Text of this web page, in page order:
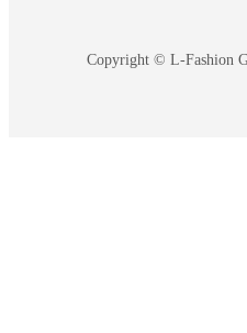
Copyright © L-Fashion